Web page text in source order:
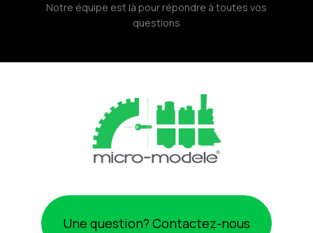
Notre équipe est là pour répondre à toutes vos
questions
Une question? Contactez-nous